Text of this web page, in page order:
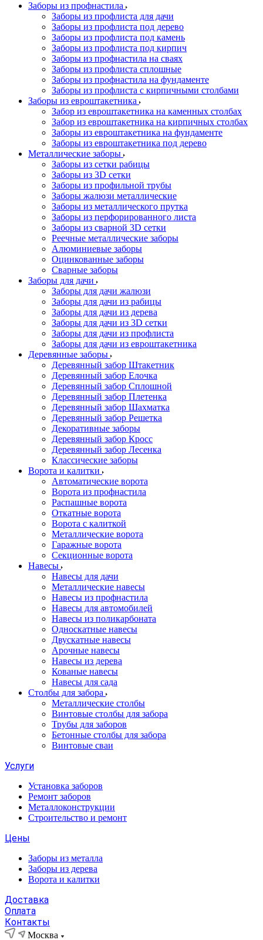
Заборы из профнастила
Заборы из профлиста для дачи
Заборы из профлиста под дерево
Заборы из профлиста под камень
Заборы из профлиста под кирпич
Заборы из профнастила на сваях
Заборы из профлиста сплошные
Заборы из профнастила на фундаменте
Заборы из профлиста с кирпичными столбами
Заборы из евроштакетника
Забор из евроштакетника на каменных столбах
Забор из евроштакетника на кирпичных столбах
Заборы из евроштакетника на фундаменте
Заборы из евроштакетника под дерево
Металлические заборы
Заборы из сетки рабицы
Заборы из 3D сетки
Заборы из профильной трубы
Заборы жалюзи металлические
Заборы из металлического прутка
Заборы из перфорированного листа
Заборы из сварной 3D сетки
Реечные металлические заборы
Алюминиевые заборы
Оцинкованные заборы
Сварные заборы
Заборы для дачи
Заборы для дачи жалюзи
Заборы для дачи из рабицы
Заборы для дачи из дерева
Заборы для дачи из 3D сетки
Заборы для дачи из профлиста
Заборы для дачи из евроштакетника
Деревянные заборы
Деревянный забор Штакетник
Деревянный забор Елочка
Деревянный забор Сплошной
Деревянный забор Плетенка
Деревянный забор Шахматка
Деревянный забор Решетка
Декоративные заборы
Деревянный забор Кросс
Деревянный забор Лесенка
Классические заборы
Ворота и калитки
Автоматические ворота
Ворота из профнастила
Распашные ворота
Откатные ворота
Ворота с калиткой
Металлические ворота
Гаражные ворота
Секционные ворота
Навесы
Навесы для дачи
Металлические навесы
Навесы из профнастила
Навесы для автомобилей
Навесы из поликарбоната
Односкатные навесы
Двускатные навесы
Арочные навесы
Навесы из дерева
Кованые навесы
Навесы для сада
Столбы для забора
Металлические столбы
Винтовые столбы для забора
Трубы для заборов
Бетонные столбы для забора
Винтовые сваи
Услуги
Установка заборов
Ремонт заборов
Металлоконструкции
Строительство и ремонт
Цены
Заборы из металла
Заборы из дерева
Ворота и калитки
Доставка
Оплата
Контакты
Москва